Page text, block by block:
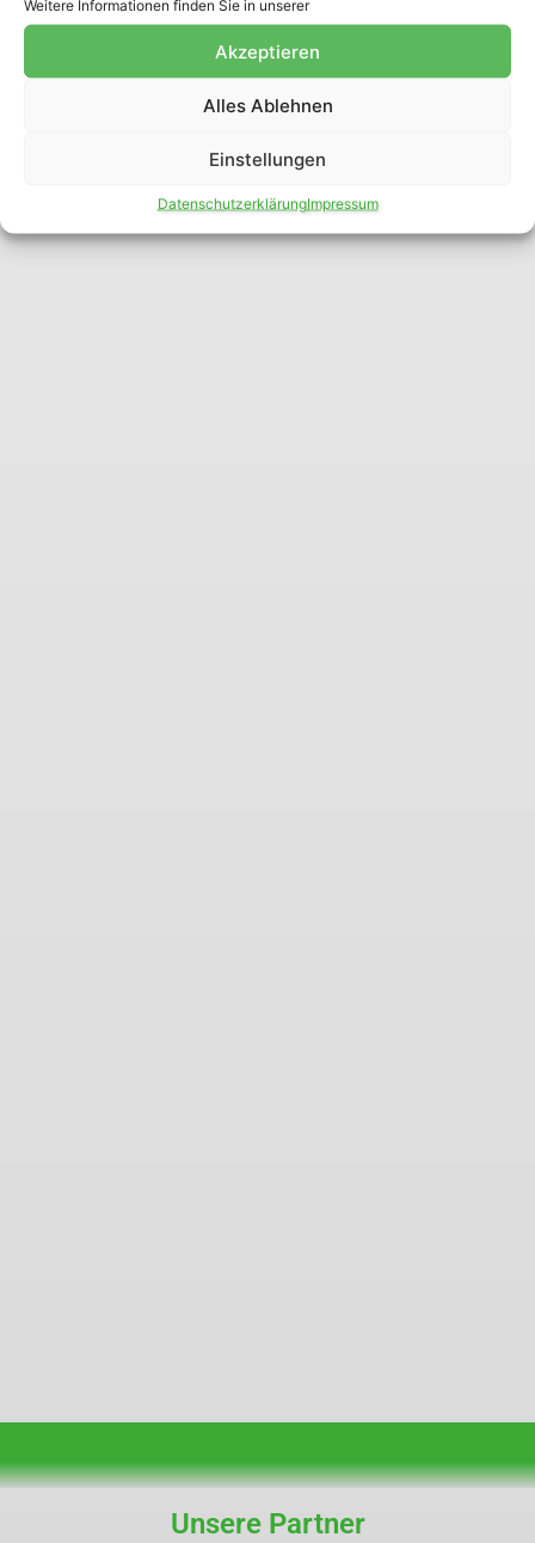
Weitere Informationen finden Sie in unserer
Akzeptieren
Alles Ablehnen
Einstellungen
DatenschutzerklärungImpressum
Unsere Partner